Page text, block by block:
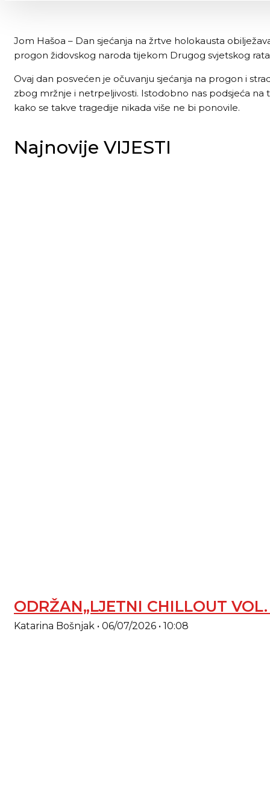
Jom Hašoa – Dan sjećanja na žrtve holokausta
progon židovskog naroda tijekom Drugog svjetskog
Ovaj dan posvećen je očuvanju sjećanja na progon i
zbog mržnje i netrpeljivosti. Istodobno nas podsjeća
kako se takve tragedije nikada više ne bi ponovile.
Najnovije VIJESTI
ODRŽAN„LJETNI CHILLOUT
Katarina Bošnjak 06/07/2026 10:08